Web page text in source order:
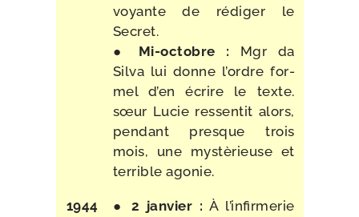
voyante de rédi­ger le
Secret.
● Mi-​octobre : Mgr da
Silva lui donne l’ordre for­
mel d’en écrire le texte.
sœur Lucie res­sen­tit alors,
pen­dant presque trois
mois, une mys­tè­rieuse et
ter­rible agonie.
1944 ● 2 jan­vier : À l’infirmerie